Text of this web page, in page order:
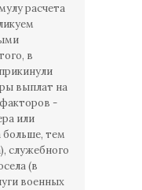
расчета
в
выплат на
-
или
больше, тем
служебного
(в
военных